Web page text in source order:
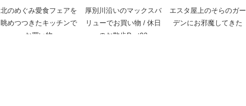
北のめぐみ愛食フェアを
眺めつつきたキッチンで
お買い物
厚別川沿いのマックスバ
リューでお買い物 / 休日
のお散歩Part02
エスタ屋上のそらのガー
デンにお邪魔してきた